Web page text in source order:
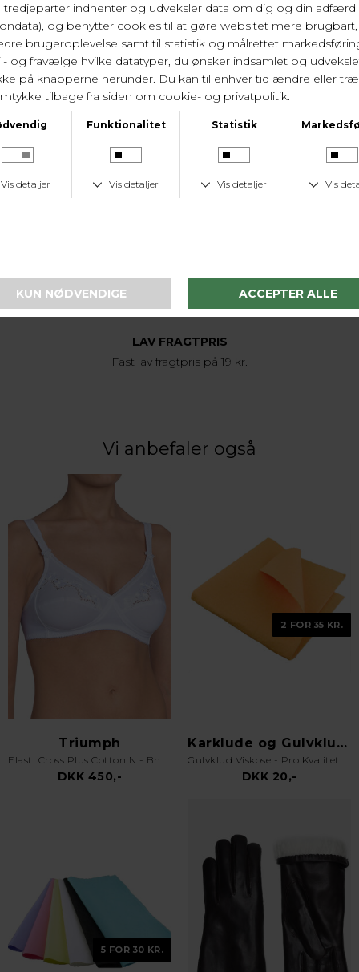
Varenr. 46418 2000
LEVERINGSTID
LAV FRAGTPRIS
Fast lav fragtpris på 19 kr.
Vi anbefaler også
Triumph
Elasti Cross Plus Cotton N - Bh uden bøjle - Hvid
DKK 450,-
2 FOR 35 KR.
Karklude og Gulvklude
Gulvklud Viskose - Pro Kvalitet - Orange
DKK 20,-
5 FOR 30 KR.